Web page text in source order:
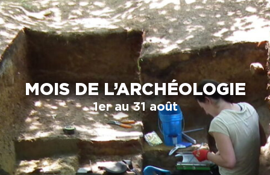
MOIS DE L’ARCHÉOLOGIE
1er au 31 août